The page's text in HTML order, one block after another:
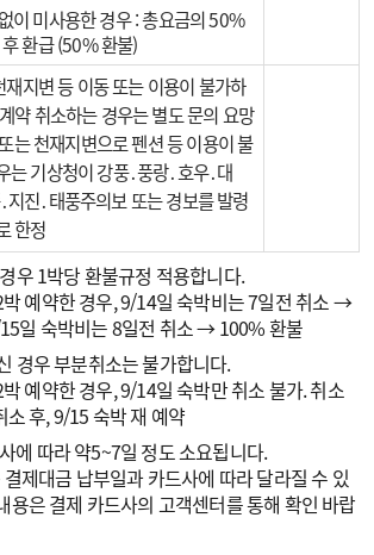
이 미사용한 경우 : 총요금의 50%
환급 (50% 환불)
재지변 등 이동 또는 이용이 불가하
약 취소하는 경우는 별도 문의 요망
는 천재지변으로 펜션 등 이용이 불
는 기상청이 강풍․풍랑․호우․대
지진․태풍주의보 또는 경보를 발령
한정
우 1박당 환불규정 적용합니다.
예약한 경우, 9/14일 숙박비는 7일전 취소 →
일 숙박비는 8일전 취소 → 100% 환불
경우 부분취소는 불가합니다.
예약한 경우, 9/14일 숙박만 취소 불가. 취소
소 후, 9/15 숙박 재 예약
에 따라 약5~7일 정도 소요됩니다.
제대금 납부일과 카드사에 따라 달라질 수 있
용은 결제 카드사의 고객센터를 통해 확인 바랍